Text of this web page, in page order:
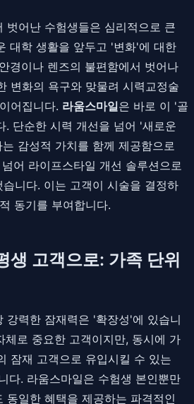
벗어난 수험생들은 심리적으로 큰
대학 생활을 앞두고 '변화'에 대한
경이나 렌즈의 불편함에서 벗어나
변화의 욕구와 맞물려 시력교정술
어집니다. 라움스마일은 바로 이 '골
. 단순한 시력 개선을 넘어 '새로운
감성적 가치를 함께 제공함으로
어 라이프스타일 개선 솔루션으로
니다. 이는 고객이 시술을 결정하
동기를 부여합니다.
생 고객으로: 가족 단위
강력한 잠재력은 '확장성'에 있습니
체로 중요한 고객이지만, 동시에 가
잠재 고객으로 유입시킬 수 있는
다. 라움스마일은 수험생 본인뿐만
동일한 혜택을 제공하는 파격적인